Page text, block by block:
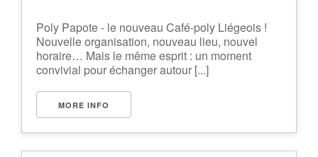
Poly Papote - le nouveau Café-poly Liégeois !
Nouvelle organisation, nouveau lieu, nouvel
horaire… Mais le même esprit : un moment
convivial pour échanger autour [...]
MORE INFO